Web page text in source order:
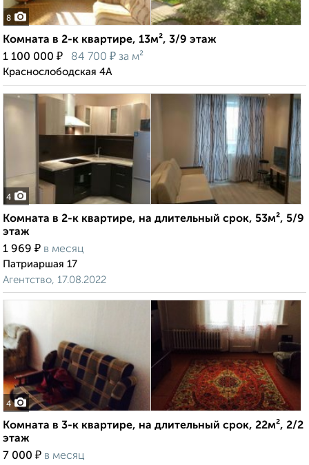
8
Комната в 2-к квартире, 13м², 3/9 этаж
1 100 000 ₽ 84 700 ₽ за м²
Краснослободская 4А
4
Комната в 2-к квартире, на длительный срок, 53м², 5/9
этаж
1 969 ₽ в месяц
Патриаршая 17
Агентство, 17.08.2022
4
Комната в 3-к квартире, на длительный срок, 22м², 2/2
этаж
7 000 ₽ в месяц